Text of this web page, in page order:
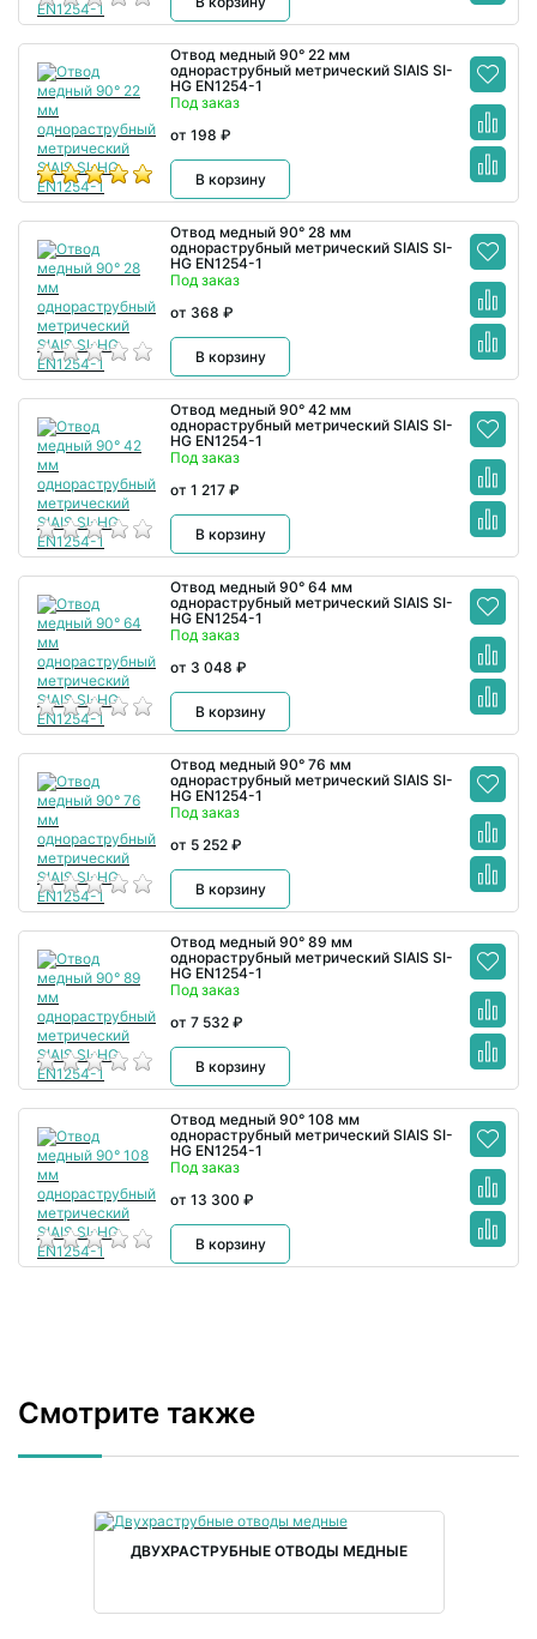
Отвод медный 90° 22 мм
однораструбный метрический SIAIS SI-
HG EN1254-1
Под заказ
от 198 ₽
В корзину
Отвод медный 90° 28 мм
однораструбный метрический SIAIS SI-
HG EN1254-1
Под заказ
от 368 ₽
В корзину
Отвод медный 90° 42 мм
однораструбный метрический SIAIS SI-
HG EN1254-1
Под заказ
от 1 217 ₽
В корзину
Отвод медный 90° 64 мм
однораструбный метрический SIAIS SI-
HG EN1254-1
Под заказ
от 3 048 ₽
В корзину
Отвод медный 90° 76 мм
однораструбный метрический SIAIS SI-
HG EN1254-1
Под заказ
от 5 252 ₽
В корзину
Отвод медный 90° 89 мм
однораструбный метрический SIAIS SI-
HG EN1254-1
Под заказ
от 7 532 ₽
В корзину
Отвод медный 90° 108 мм
однораструбный метрический SIAIS SI-
HG EN1254-1
Под заказ
от 13 300 ₽
В корзину
Смотрите также
ДВУХРАСТРУБНЫЕ ОТВОДЫ МЕДНЫЕ